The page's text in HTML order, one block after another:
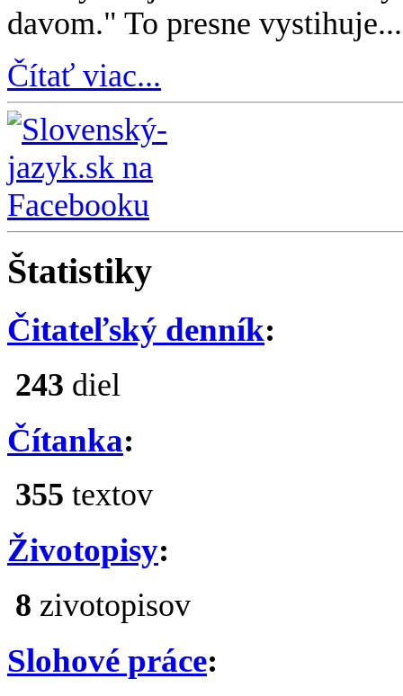
davom." To presne vystihuje...
Čítať viac...
Štatistiky
Čitateľský denník:
243 diel
Čítanka:
355 textov
Životopisy:
8 zivotopisov
Slohové práce: